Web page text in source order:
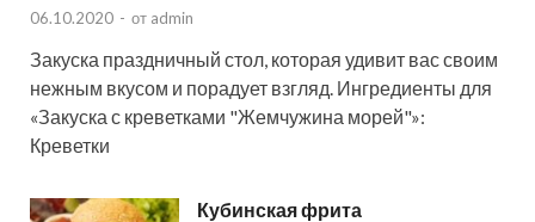
06.10.2020 - от admin
Закуска праздничный стол, которая удивит вас своим
нежным вкусом и порадует взгляд. Ингредиенты для
«Закуска с креветками "Жемчужина морей"»:
Креветки
Кубинская фрита